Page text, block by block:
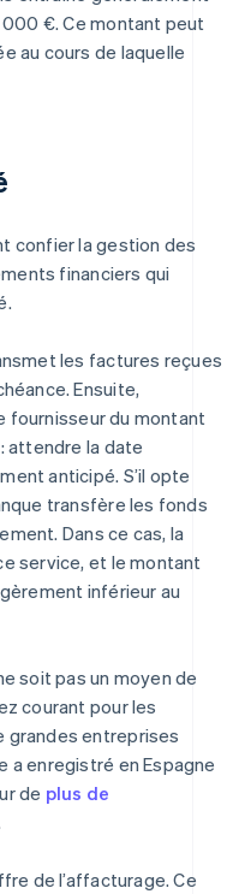
€. Ce montant peut
au cours de laquelle
confier la gestion des
financiers qui
les factures reçues
Ensuite,
fournisseur du montant
attendre la date
anticipé. S’il opte
transfère les fonds
Dans ce cas, la
service, et le montant
inférieur au
soit pas un moyen de
courant pour les
grandes entreprises
a enregistré en Espagne
de plus de
de l’affacturage. Ce